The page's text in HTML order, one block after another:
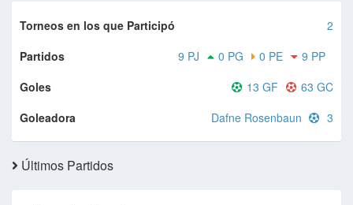
Torneos en los que Participó
2
Partidos
9 PP
0 PE
0 PG
9 PJ
Goles
63 GC
13 GF
Goleadora
Dafne Rosenbaun 3
Últimos Partidos